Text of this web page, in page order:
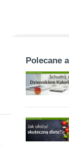
Polecane